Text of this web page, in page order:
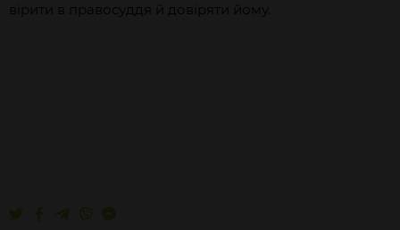
вірити в правосуддя й довіряти йому.